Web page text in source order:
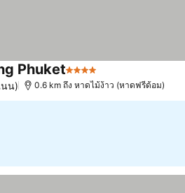
Phuket4 ดาว
นน) 0.6 km ถึง หาดไม้ง้าว (หาดฟรีด้อม)